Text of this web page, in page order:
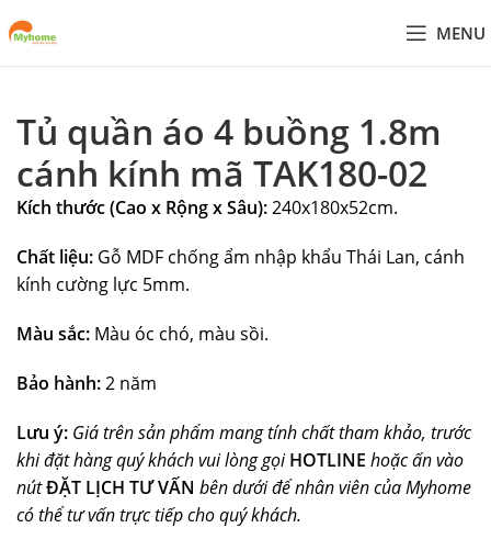
MENU
Tủ quần áo 4 buồng 1.8m
cánh kính mã TAK180-02
Kích thước (Cao x Rộng x Sâu):240x180x52cm.
Chất liệu: Gỗ MDF chống ẩm nhập khẩu Thái Lan, cánh
kính cường lực 5mm.
Màu sắc: Màu óc chó, màu sồi.
Bảo hành:2 năm
Lưu ý: Giá trên sản phẩm mang tính chất tham khảo, trước
khi đặt hàng quý khách vui lòng gọiHOTLINE hoặc ấn vào
nútĐẶT LỊCH TƯ VẤN bên dưới để nhân viên của Myhome
có thể tư vấn trực tiếp cho quý khách.